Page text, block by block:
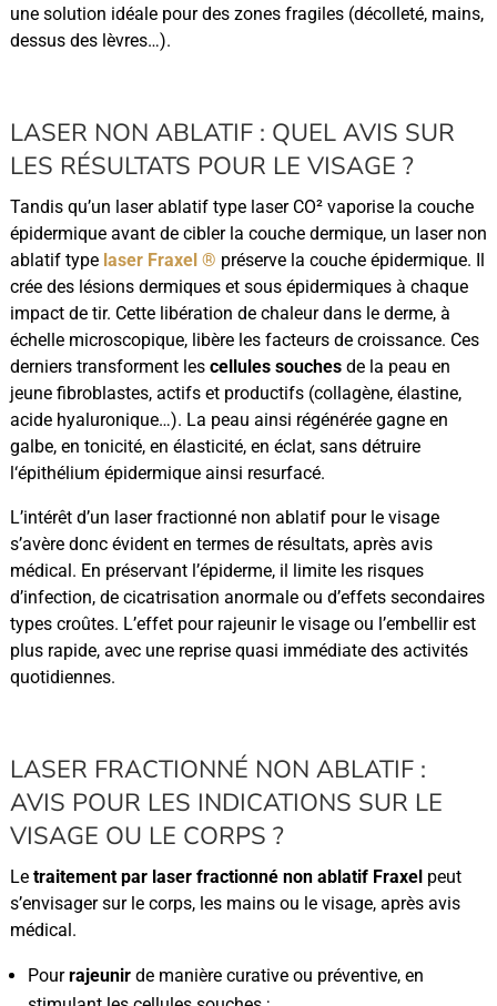
une solution idéale pour des zones fragiles (décolleté, mains,
dessus des lèvres…).
LASER NON ABLATIF : QUEL AVIS SUR
LES RÉSULTATS POUR LE VISAGE ?
Tandis qu’un laser ablatif type laser CO² vaporise la couche
épidermique avant de cibler la couche dermique, un laser non
ablatif type laser Fraxel ® préserve la couche épidermique. Il
crée des lésions dermiques et sous épidermiques à chaque
impact de tir. Cette libération de chaleur dans le derme, à
échelle microscopique, libère les facteurs de croissance. Ces
derniers transforment lescellules souchesde la peau en
jeune fibroblastes, actifs et productifs (collagène, élastine,
acide hyaluronique…). La peau ainsi régénérée gagne en
galbe, en tonicité, en élasticité, en éclat, sans détruire
l‘épithélium épidermique ainsi resurfacé.
L’intérêt d’un laser fractionné non ablatif pour le visage
s’avère donc évident en termes de résultats, après avis
médical. En préservant l’épiderme, il limite les risques
d’infection, de cicatrisation anormale ou d’effets secondaires
types croûtes. L’effet pour rajeunir le visage ou l’embellir est
plus rapide, avec une reprise quasi immédiate des activités
quotidiennes.
LASER FRACTIONNÉ NON ABLATIF :
AVIS POUR LES INDICATIONS SUR LE
VISAGE OU LE CORPS ?
Le traitement par laser fractionné non ablatif Fraxel peut
s’envisager sur le corps, les mains ou le visage, après avis
médical.
Pourrajeunirde manière curative ou préventive, en